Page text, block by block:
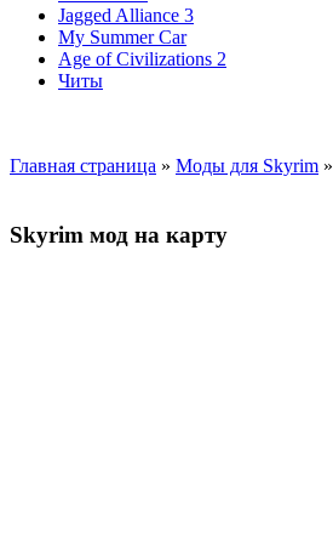
Jagged Alliance 3
My Summer Car
Age of Civilizations 2
Читы
Главная страница » Моды для Skyrim »
Skyrim мод на карту